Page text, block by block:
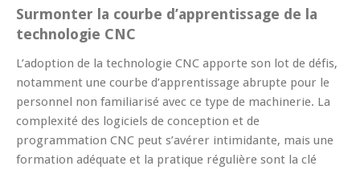
Surmonter la courbe d’apprentissage de la
technologie CNC
L’adoption de la technologie CNC apporte son lot de défis,
notamment une courbe d’apprentissage abrupte pour le
personnel non familiarisé avec ce type de machinerie. La
complexité des logiciels de conception et de
programmation CNC peut s’avérer intimidante, mais une
formation adéquate et la pratique régulière sont la clé